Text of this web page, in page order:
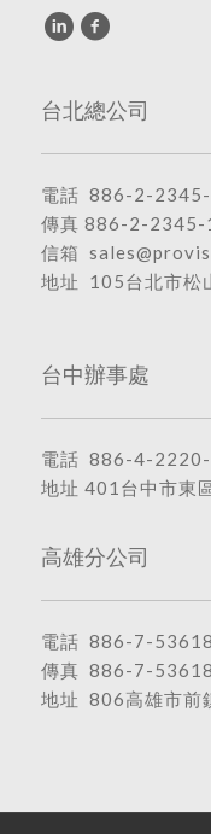
台北總公司
電話 886-2-
傳真 886-2-2345-
信箱
地址 105台北市松
台中辦事處
電話 886-4-
地址 401台中市東
高雄分公司
電話 886-7-
傳真 886-7-
地址 806高雄市前